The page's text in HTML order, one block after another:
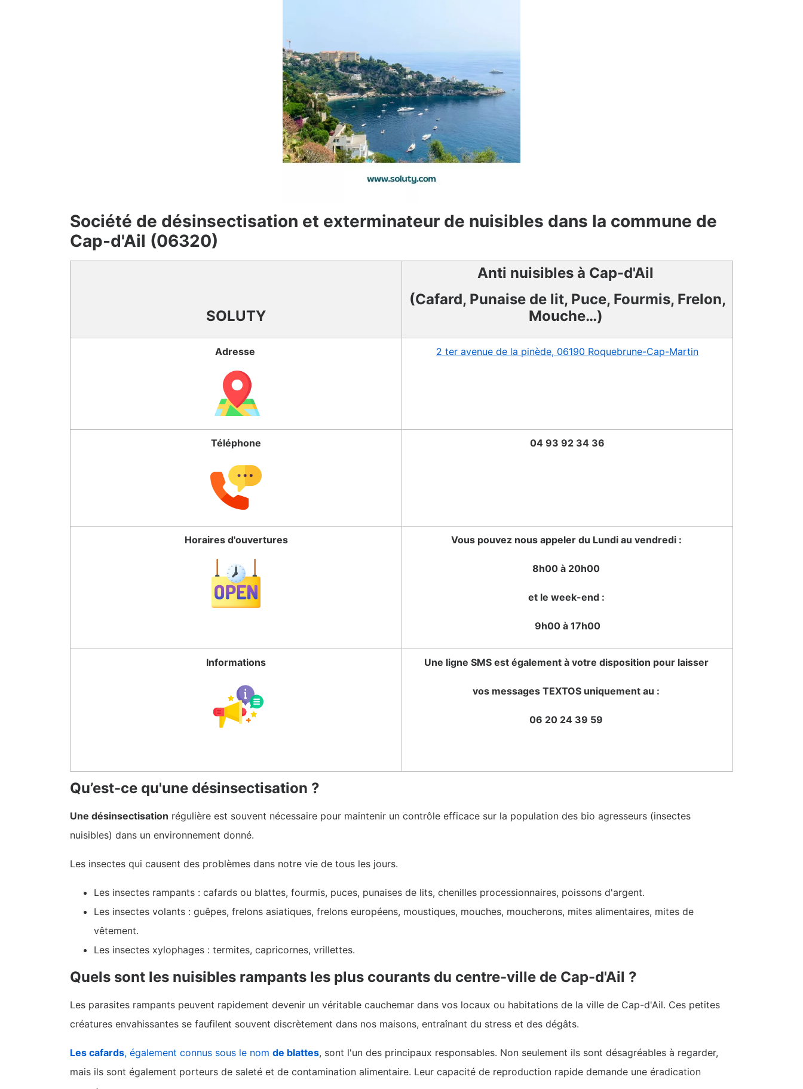
Société de désinsectisation et exterminateur de nuisibles dans la commune de
Cap-d'Ail (06320)
SOLUTY
Anti nuisibles à Cap-d'Ail
(Cafard, Punaise de lit, Puce, Fourmis, Frelon,
Mouche…)
Adresse 2 ter avenue de la pinède, 06190 Roquebrune-Cap-Martin
Téléphone 04 93 92 34 36
Horaires d'ouvertures Vous pouvez nous appeler du Lundi au vendredi :
8h00 à 20h00
et le week-end :
9h00 à 17h00
Informations Une ligne SMS est également à votre disposition pour laisser
vos messages TEXTOS uniquement au :
06 20 24 39 59
Qu’est-ce qu'une désinsectisation ?
Une désinsectisation régulière est souvent nécessaire pour maintenir un contrôle efficace sur la population des bio agresseurs (insectes
nuisibles) dans un environnement donné.
Les insectes qui causent des problèmes dans notre vie de tous les jours.
Les insectes rampants : cafards ou blattes, fourmis, puces, punaises de lits, chenilles processionnaires, poissons d'argent.
Les insectes volants : guêpes, frelons asiatiques, frelons européens, moustiques, mouches, moucherons, mites alimentaires, mites de
vêtement.
Les insectes xylophages : termites, capricornes, vrillettes.
Quels sont les nuisibles rampants les plus courants du centre-ville de Cap-d'Ail ?
Les parasites rampants peuvent rapidement devenir un véritable cauchemar dans vos locaux ou habitations de la ville de Cap-d'Ail. Ces petites
créatures envahissantes se faufilent souvent discrètement dans nos maisons, entraînant du stress et des dégâts.
Les cafards, également connus sous le nom de blattes, sont l'un des principaux responsables. Non seulement ils sont désagréables à regarder,
mais ils sont également porteurs de saleté et de contamination alimentaire. Leur capacité de reproduction rapide demande une éradication